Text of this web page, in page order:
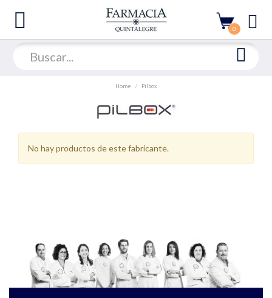
0
Home Pilbox
No hay productos de este fabricante.